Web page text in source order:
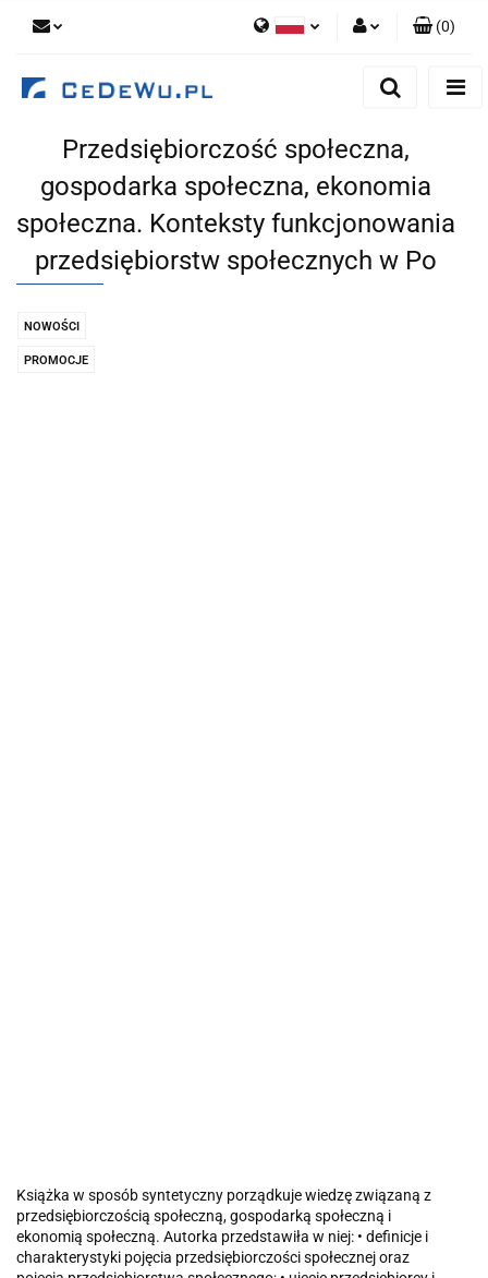
Dodaj zgłoszenie
Zgody cookies
(0)
Przedsiębiorczość społeczna,
gospodarka społeczna, ekonomia
społeczna. Konteksty funkcjonowania
przedsiębiorstw społecznych w Po
NOWOŚCI
PROMOCJE
Książka w sposób syntetyczny porządkuje wiedzę związaną z
przedsiębiorczością społeczną, gospodarką społeczną i
ekonomią społeczną. Autorka przedstawiła w niej: • definicje i
charakterystyki pojęcia przedsiębiorczości społecznej oraz